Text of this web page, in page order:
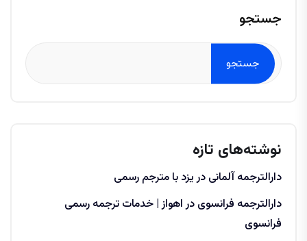
جستجو
جستجو
نوشته‌های تازه
دارالترجمه آلمانی در یزد با مترجم رسمی
دارالترجمه فرانسوی در اهواز | خدمات ترجمه رسمی
فرانسوی